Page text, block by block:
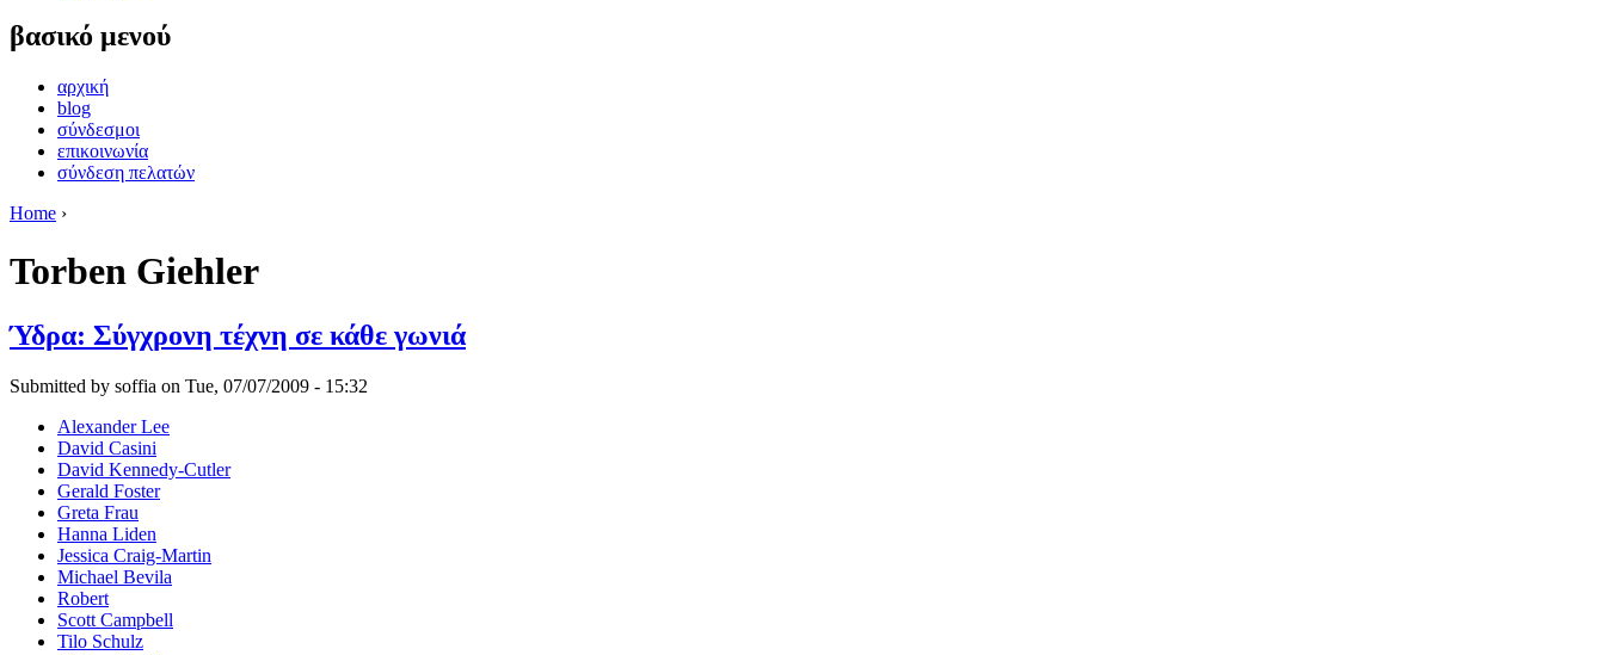
βασικό μενού
αρχική
blog
σύνδεσμοι
επικοινωνία
σύνδεση πελατών
Home ›
Torben Giehler
Ύδρα: Σύγχρονη τέχνη σε κάθε γωνιά
Submitted by soffia on Tue, 07/07/2009 - 15:32
Alexander Lee
David Casini
David Kennedy-Cutler
Gerald Foster
Greta Frau
Hanna Liden
Jessica Craig-Martin
Michael Bevila
Robert
Scott Campbell
Tilo Schulz